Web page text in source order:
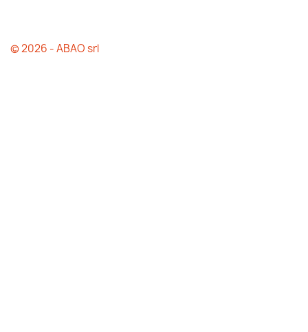
© 2026 - ABAO srl